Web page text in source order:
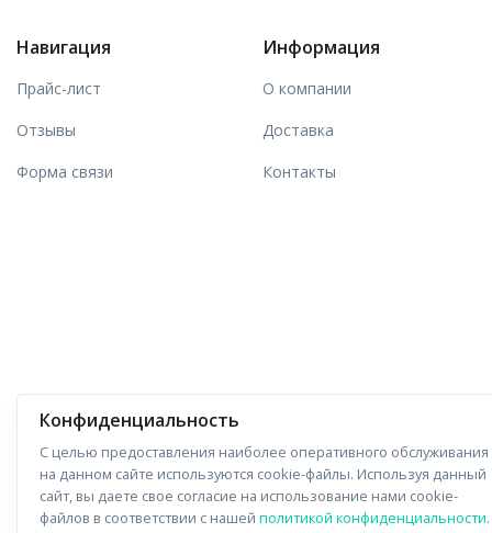
Навигация
Прайс-лист
Отзывы
Форма связи
Информация
О компании
Доставка
Контакты
Конфиденциальность
С целью предоставления наиболее оперативного обслуживания
на данном сайте используются cookie-файлы. Используя данный
сайт, вы даете свое согласие на использование нами cookie-
файлов в соответствии с нашей политикой конфиденциальности.